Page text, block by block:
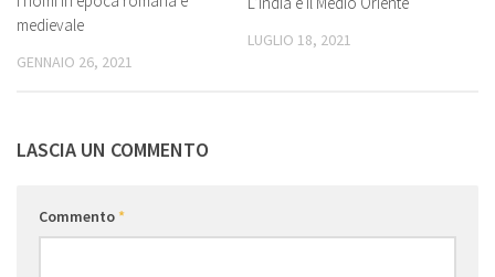
medievale
GENNAIO 26, 2021
LUGLIO 18, 2021
LASCIA UN COMMENTO
Commento*